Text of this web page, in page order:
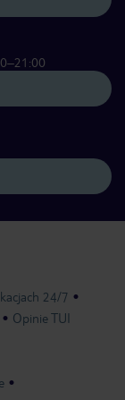
24/7
Opinie TUI